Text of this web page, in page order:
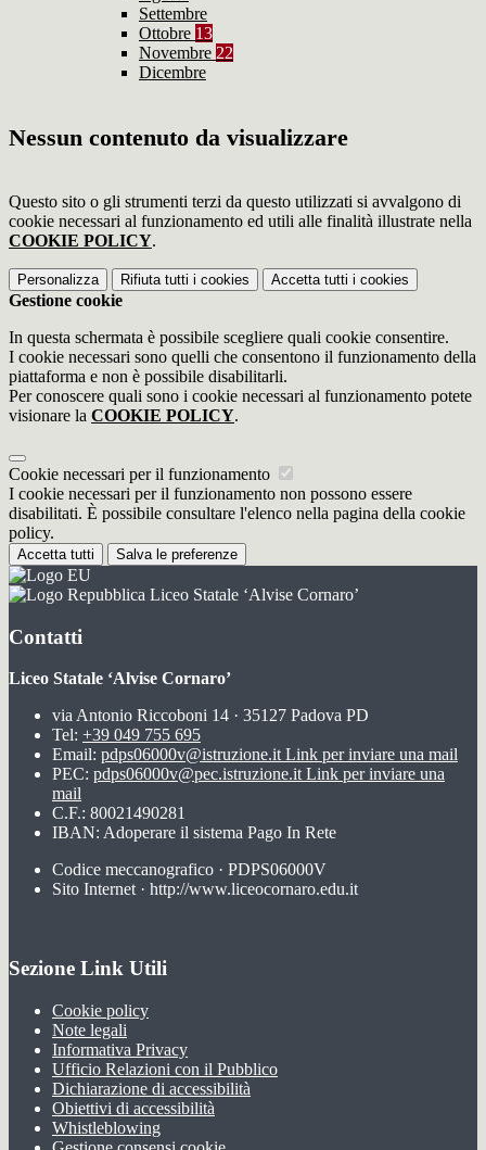
Settembre
Ottobre 13
Novembre 22
Dicembre
Nessun contenuto da visualizzare
Questo sito o gli strumenti terzi da questo utilizzati si avvalgono di
cookie necessari al funzionamento ed utili alle finalità illustrate nella
COOKIE POLICY.
Personalizza Rifiuta tutti i cookies Accetta tutti i cookies
Gestione cookie
In questa schermata è possibile scegliere quali cookie consentire.
I cookie necessari sono quelli che consentono il funzionamento della
piattaforma e non è possibile disabilitarli.
Per conoscere quali sono i cookie necessari al funzionamento potete
visionare la COOKIE POLICY.
Cookie necessari per il funzionamento
I cookie necessari per il funzionamento non possono essere
disabilitati. È possibile consultare l'elenco nella pagina della cookie
policy.
Accetta tutti Salva le preferenze
Liceo Statale ‘Alvise Cornaro’
Contatti
Liceo Statale ‘Alvise Cornaro’
via Antonio Riccoboni 14 · 35127 Padova PD
Tel: +39 049 755 695
Email: pdps06000v@istruzione.it Link per inviare una mail
PEC: pdps06000v@pec.istruzione.it Link per inviare una
mail
C.F.: 80021490281
IBAN: Adoperare il sistema Pago In Rete
Codice meccanografico · PDPS06000V
Sito Internet · http://www.liceocornaro.edu.it
Sezione Link Utili
Cookie policy
Note legali
Informativa Privacy
Ufficio Relazioni con il Pubblico
Dichiarazione di accessibilità
Obiettivi di accessibilità
Whistleblowing